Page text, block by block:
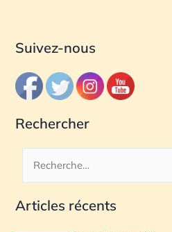
Suivez-nous
Rechercher
c
Articles récents